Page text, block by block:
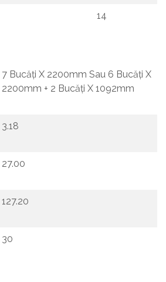
14
7 Bucăți X 2200mm Sau 6 Bucăți X
2200mm + 2 Bucăți X 1092mm
3.18
27.00
127.20
30